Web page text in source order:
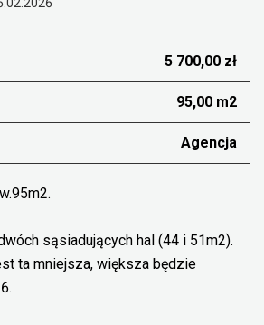
5 700,00 zł
95,00 m2
Agencja
sąsiadujących hal (44 i 51m2).
ta mniejsza, większa będzie